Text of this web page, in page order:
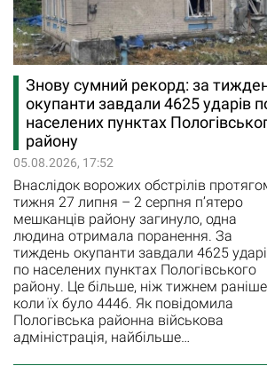
Знову сумний рекорд: за
окупанти завдали 4625 ударів
населених пунктах
району
05.08.2026, 17:52
Внаслідок ворожих обстрілів
тижня 27 липня – 2 серпня п’ятеро
мешканців району загинуло, одна
людина отримала поранення. За
тиждень окупанти завдали 4625
по населених пунктах Пологівського
району. Це більше, ніж тижнем
коли їх було 4446. Як повідомила
Пологівська районна військова
адміністрація, найбільше…